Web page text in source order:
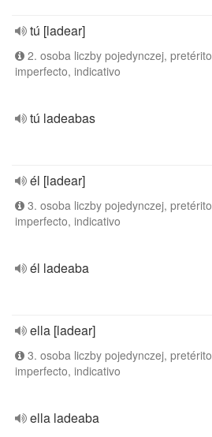
tú [ladear]
2. osoba liczby pojedynczej, pretérito
imperfecto, indicativo
tú ladeabas
él [ladear]
3. osoba liczby pojedynczej, pretérito
imperfecto, indicativo
él ladeaba
ella [ladear]
3. osoba liczby pojedynczej, pretérito
imperfecto, indicativo
ella ladeaba